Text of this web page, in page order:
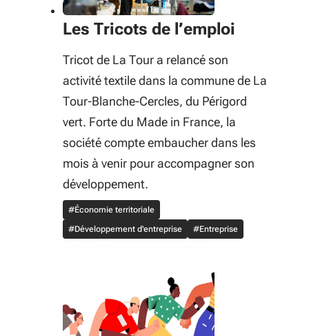
Les Tricots de l’emploi
Tricot de La Tour a relancé son
activité textile dans la commune de La
Tour-Blanche-Cercles, du Périgord
vert. Forte du Made in France, la
société compte embaucher dans les
mois à venir pour accompagner son
développement.
#Économie territoriale
#Développement d'entreprise
#Entreprise